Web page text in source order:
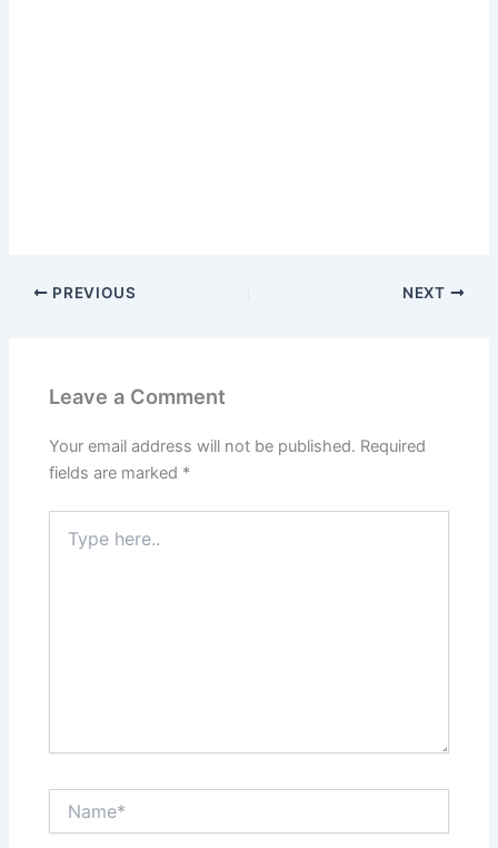
PREVIOUS NEXT
Leave a Comment
Your email address will not be published. Required
fields are marked *
here..